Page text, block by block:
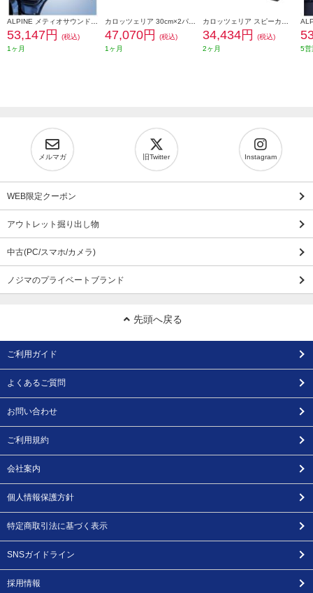
53,147円
(税込)
1ヶ月
47,070円
(税込)
1ヶ月
34,434円
(税込)
2ヶ月
5営
メルマガ 旧Twitter Instagram
WEB限定クーポン
アウトレット掘り出し物
中古(PC/スマホ/カメラ)
ノジマのプライベートブランド
先頭へ戻る
ご利用ガイド
よくあるご質問
お問い合わせ
ご利用規約
会社案内
個人情報保護方針
特定商取引法に基づく表示
SNSガイドライン
採用情報